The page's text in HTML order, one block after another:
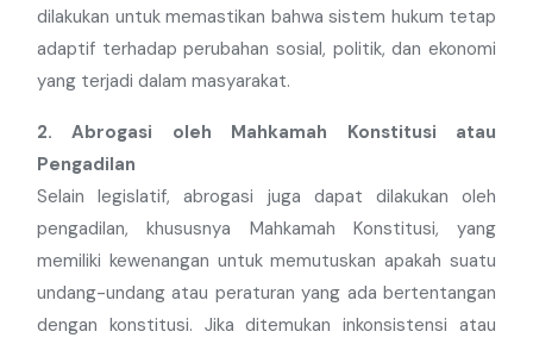
dilakukan untuk memastikan bahwa sistem hukum tetap
adaptif terhadap perubahan sosial, politik, dan ekonomi
yang terjadi dalam masyarakat.
2. Abrogasi oleh Mahkamah Konstitusi atau
Pengadilan
Selain legislatif, abrogasi juga dapat dilakukan oleh
pengadilan, khususnya Mahkamah Konstitusi, yang
memiliki kewenangan untuk memutuskan apakah suatu
undang-undang atau peraturan yang ada bertentangan
dengan konstitusi. Jika ditemukan inkonsistensi atau